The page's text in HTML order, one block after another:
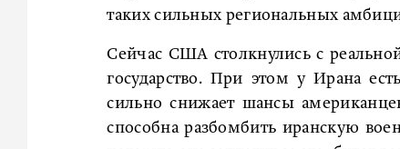
таких сильных региональных
Сейчас США столкнулись с
государство. При этом у Ирана
сильно снижает шансы
способна разбомбить иранскую